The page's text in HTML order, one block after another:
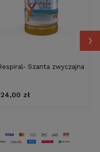
Szanta zwyczajna
zł
›